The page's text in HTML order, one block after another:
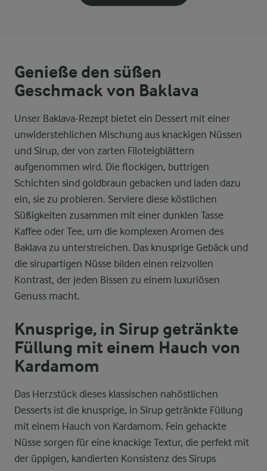
Genieße den süßen
Geschmack von Baklava
Unser Baklava-Rezept bietet ein Dessert mit einer
unwiderstehlichen Mischung aus knackigen Nüssen
und Sirup, der von zarten Filoteigblättern
aufgenommen wird. Die flockigen, buttrigen
Schichten sind goldbraun gebacken und laden dazu
ein, sie zu probieren. Serviere diese köstlichen
Süßigkeiten zusammen mit einer dunklen Tasse
Kaffee oder Tee, um die komplexen Aromen des
Baklava zu unterstreichen. Das knusprige Gebäck und
die sirupartigen Nüsse bilden einen reizvollen
Kontrast, der jeden Bissen zu einem luxuriösen
Genuss macht.
Knusprige, in Sirup getränkte
Füllung mit einem Hauch von
Kardamom
Das Herzstück dieses klassischen nahöstlichen
Desserts ist die knusprige, in Sirup getränkte Füllung
mit einem Hauch von Kardamom. Fein gehackte
Nüsse sorgen für eine knackige Textur, die perfekt mit
der üppigen, kandierten Konsistenz des Sirups